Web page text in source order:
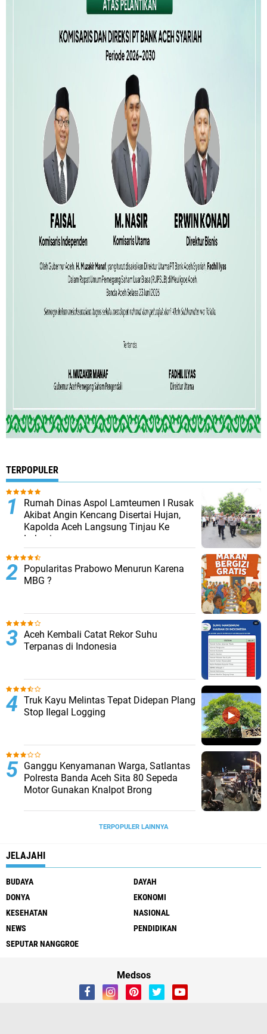
TERPOPULER
Rumah Dinas Aspol Lamteumen I Rusak
Akibat Angin Kencang Disertai Hujan,
Kapolda Aceh Langsung Tinjau Ke
Lokasi
Popularitas Prabowo Menurun Karena
MBG ?
Aceh Kembali Catat Rekor Suhu
Terpanas di Indonesia
Truk Kayu Melintas Tepat Didepan Plang
Stop Ilegal Logging
Ganggu Kenyamanan Warga, Satlantas
Polresta Banda Aceh Sita 80 Sepeda
Motor Gunakan Knalpot Brong
TERPOPULER LAINNYA
JELAJAHI
BUDAYA
DAYAH
DONYA
EKONOMI
KESEHATAN
NASIONAL
NEWS
PENDIDIKAN
SEPUTAR NANGGROE
Medsos